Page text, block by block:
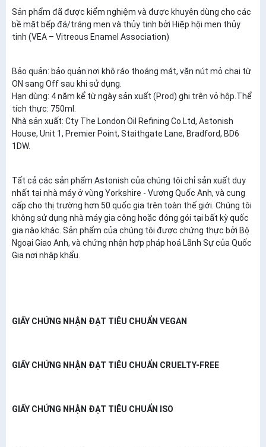
Sản phẩm đã được kiểm nghiệm và được khuyên dùng cho các
bề mặt bếp đá/tráng men và thủy tinh bởi Hiệp hội men thủy
tinh (VEA – Vitreous Enamel Association)
Bảo quản: bảo quản nơi khô ráo thoáng mát, vặn nút mỏ chai từ
ON sang Off sau khi sử dụng.
Hạn dùng: 4 năm kể từ ngày sản xuất (Prod) ghi trên vỏ hộp.Thể
tích thực: 750ml.
Nhà sản xuất: Cty The London Oil Refining Co.Ltd, Astonish
House, Unit 1, Premier Point, Staithgate Lane, Bradford, BD6
1DW.
Tất cả các sản phẩm Astonish của chúng tôi chỉ sản xuất duy
nhất tại nhà máy ở vùng Yorkshire - Vương Quốc Anh, và cung
cấp cho thị trường hơn 50 quốc gia trên toàn thế giới. Chúng tôi
không sử dụng nhà máy gia công hoặc đóng gói tại bất kỳ quốc
gia nào khác. Sản phẩm của chúng tôi được chứng thực bởi Bộ
Ngoại Giao Anh, và chứng nhận hợp pháp hoá Lãnh Sự của Quốc
Gia nơi nhập khẩu.
GIẤY CHỨNG NHẬN ĐẠT TIÊU CHUẨN VEGAN
GIẤY CHỨNG NHẬN ĐẠT TIÊU CHUẨN CRUELTY-FREE
GIẤY CHỨNG NHẬN ĐẠT TIÊU CHUẨN ISO